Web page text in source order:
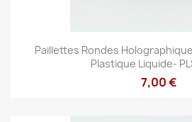
Paillettes Rondes
Plastique Liquide-
7,00 €